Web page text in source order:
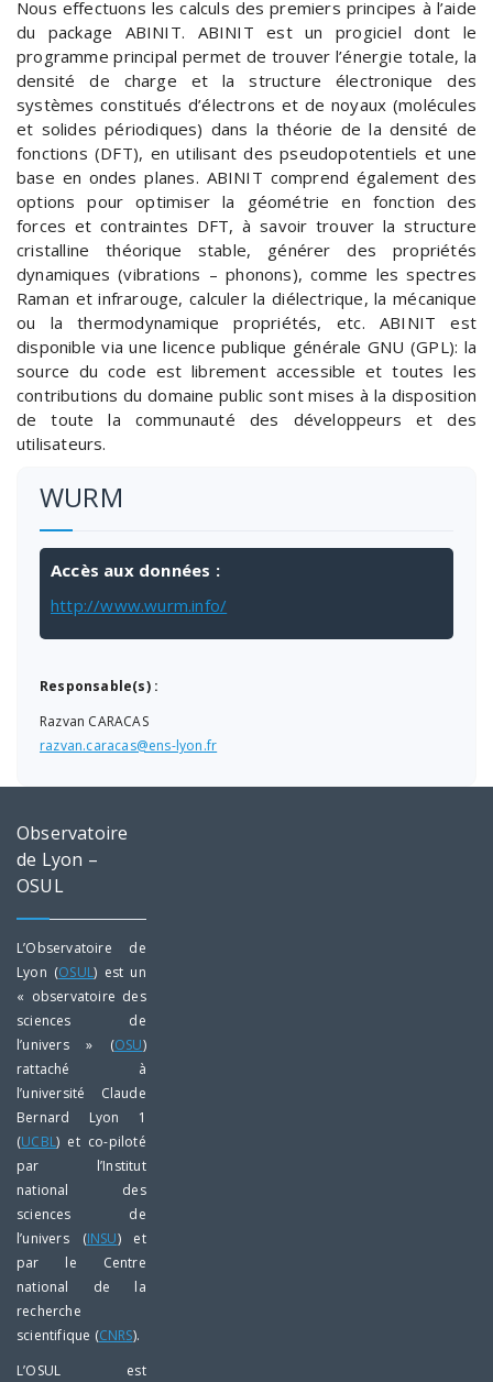
Nous effectuons les calculs des premiers principes à l’aide
du package ABINIT. ABINIT est un progiciel dont le
programme principal permet de trouver l’énergie totale, la
densité de charge et la structure électronique des
systèmes constitués d’électrons et de noyaux (molécules
et solides périodiques) dans la théorie de la densité de
fonctions (DFT), en utilisant des pseudopotentiels et une
base en ondes planes. ABINIT comprend également des
options pour optimiser la géométrie en fonction des
forces et contraintes DFT, à savoir trouver la structure
cristalline théorique stable, générer des propriétés
dynamiques (vibrations – phonons), comme les spectres
Raman et infrarouge, calculer la diélectrique, la mécanique
ou la thermodynamique propriétés, etc. ABINIT est
disponible via une licence publique générale GNU (GPL): la
source du code est librement accessible et toutes les
contributions du domaine public sont mises à la disposition
de toute la communauté des développeurs et des
utilisateurs.
WURM
Accès aux données :
http://www.wurm.info/
Responsable(s) :
Razvan CARACAS
razvan.caracas@ens-lyon.fr
Observatoire
de Lyon –
OSUL
L’Observatoire de
Lyon (OSUL) est un
« observatoire des
sciences de
l’univers » (OSU)
rattaché à
l’université Claude
Bernard Lyon 1
(UCBL) et co-piloté
par l’Institut
national des
sciences de
l’univers (INSU) et
par le Centre
national de la
recherche
scientifique (CNRS).
L’OSUL est